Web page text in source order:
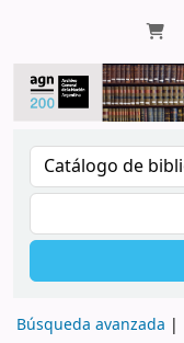
Búsqueda avanzada